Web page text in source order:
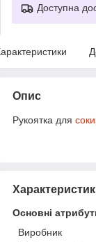
Доступна
Опис
Рукоятка для
Основні
Виробник